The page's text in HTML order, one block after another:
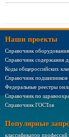
Наши проекты
Справочник оборудования
Справочник содержания
Коды общероссийских
Справочник подшипников
Федеральные реестры
Справочник по
Справочник ГОСТов
Популярные
классификатор профессий